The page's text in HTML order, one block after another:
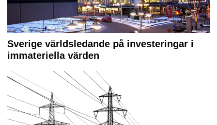
Sverige världsledande på investeringar i
immateriella värden